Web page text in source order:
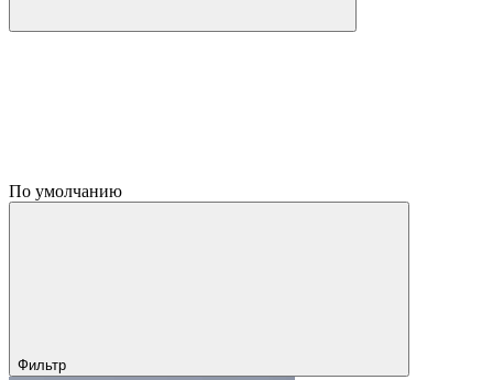
По умолчанию
Фильтр